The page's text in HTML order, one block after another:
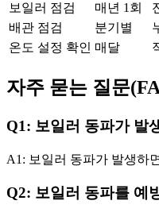
보일러 점검
매년 1회
배관 점검
분기별
온도 설정 확인 매달
자주 묻는 질문
Q1: 보일러 동파가 발
A1: 보일러 동파가 발생하
Q2: 보일러 동파를 예